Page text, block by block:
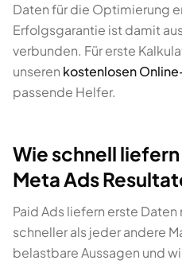
Daten für die Optimierung
Erfolgsgarantie ist damit
verbunden. Für erste
unseren kostenlosen
passende Helfer.
Wie schnell
Meta Ads
Paid Ads liefern erste
schneller als jeder andere
belastbare Aussagen und